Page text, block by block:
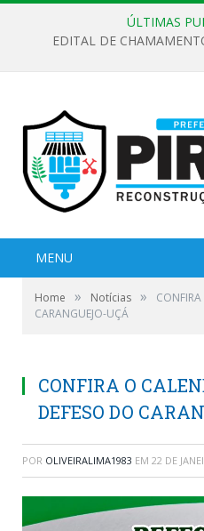
ÚLTIMAS
EDITAL DE
MENU
Home » Notícias »
CARANGUEJO-UÇÁ
CONFIRA O
DEFESO DO
POR OLIVEIRALIMA1983 EM 22 DE